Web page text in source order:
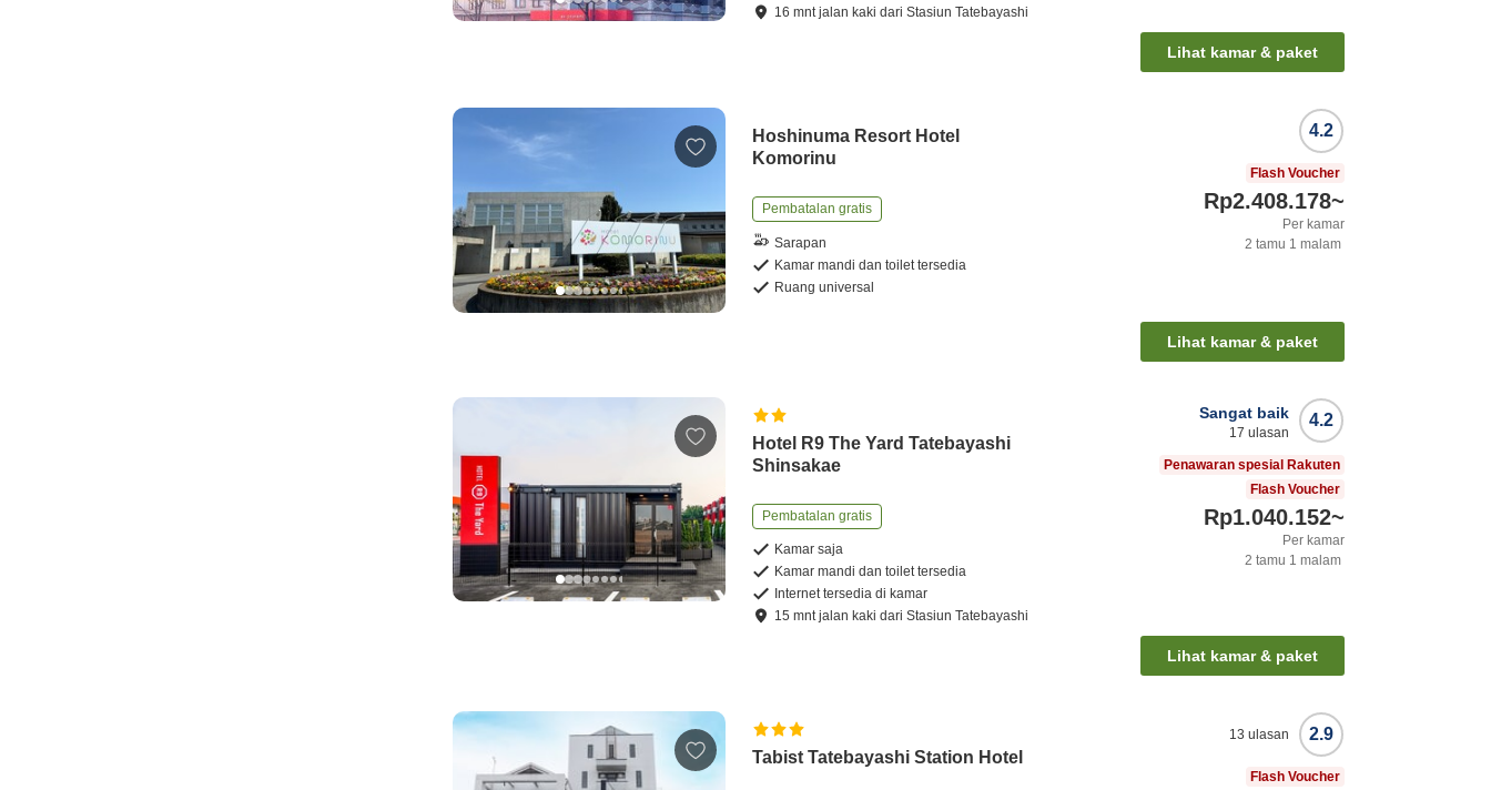
16 mntjalan kaki dariStasiun Tatebayashi
Lihat kamar & paket
Hoshinuma Resort Hotel
Komorinu
Pembatalan gratis
Sarapan
Kamar mandi dan toilet tersedia
Ruang universal
4.2
Flash Voucher
Rp2.408.178~
Per kamar
2 tamu 1 malam
Lihat kamar & paket
Hotel R9 The Yard Tatebayashi
Shinsakae
Pembatalan gratis
Kamar saja
Kamar mandi dan toilet tersedia
Internet tersedia di kamar
15 mntjalan kaki dariStasiun Tatebayashi
4.2
Sangat baik
17 ulasan
Penawaran spesial Rakuten
Flash Voucher
Rp1.040.152~
Per kamar
2 tamu 1 malam
Lihat kamar & paket
Tabist Tatebayashi Station Hotel
2.9
13 ulasan
Flash Voucher